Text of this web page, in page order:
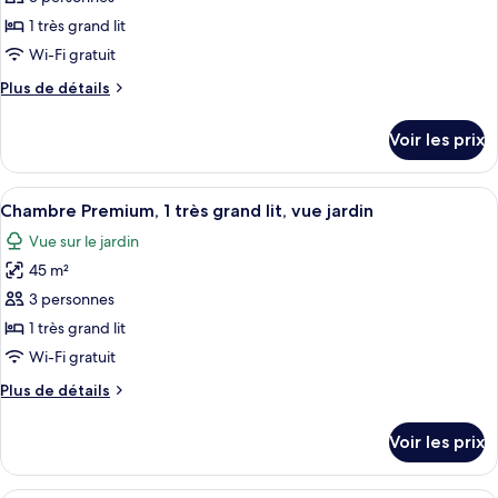
(Renaissance)
pour
ce
type
de
Fashion
Suite
king
bed
1 très grand lit
Wi-Fi gratuit
Plus de détails
Plus
le
type
de
Fashion
Suite
bed
Voir les prix
Afficher
toutes
les
photos
pour
ce
type
chambre :
Une chambre d’hôtel avec un grand
7
Chambre Premium, 1 très grand lit, vue jardin
Vue sur le jardin
45 m²
3 personnes
1 très grand lit
Wi-Fi gratuit
Plus de détails
Plus
le
type
Voir les prix